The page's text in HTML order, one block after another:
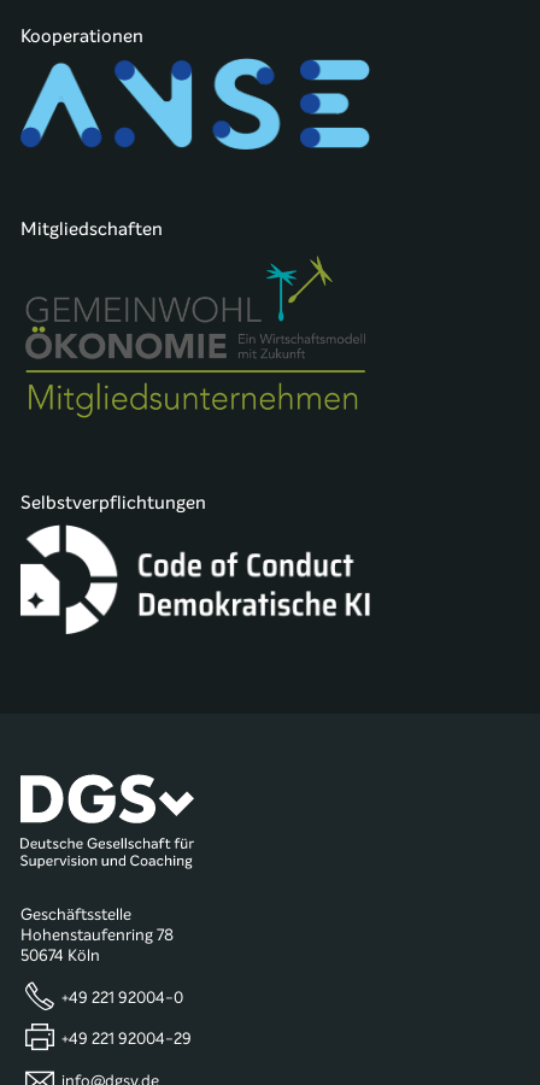
Kooperationen
Mitgliedschaften
Selbstverpflichtungen
Geschäftsstelle
Hohenstaufenring 78
50674 Köln
+49 221 92004-0
+49 221 92004-29